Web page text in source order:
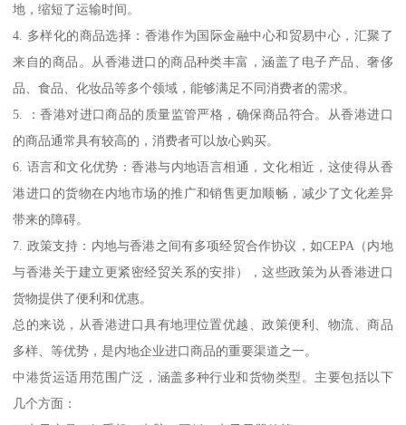
地，缩短了运输时间。
4. 多样化的商品选择：香港作为国际金融中心和贸易中心，汇聚了
来自的商品。从香港进口的商品种类丰富，涵盖了电子产品、奢侈
品、食品、化妆品等多个领域，能够满足不同消费者的需求。
5. ：香港对进口商品的质量监管严格，确保商品符合。从香港进口
的商品通常具有较高的，消费者可以放心购买。
6. 语言和文化优势：香港与内地语言相通，文化相近，这使得从香
港进口的货物在内地市场的推广和销售更加顺畅，减少了文化差异
带来的障碍。
7. 政策支持：内地与香港之间有多项经贸合作协议，如CEPA（内地
与香港关于建立更紧密经贸关系的安排），这些政策为从香港进口
货物提供了便利和优惠。
总的来说，从香港进口具有地理位置优越、政策便利、物流、商品
多样、等优势，是内地企业进口商品的重要渠道之一。
中港货运适用范围广泛，涵盖多种行业和货物类型。主要包括以下
几个方面：